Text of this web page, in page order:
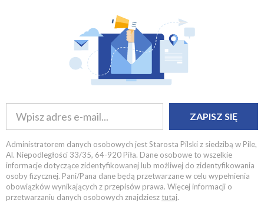
ZAPISZ SIĘ
Administratorem danych osobowych jest Starosta Pilski z siedzibą w Pile,
Al. Niepodległości 33/35, 64-920 Piła. Dane osobowe to wszelkie
informacje dotyczące zidentyfikowanej lub możliwej do zidentyfikowania
osoby fizycznej. Pani/Pana dane będą przetwarzane w celu wypełnienia
obowiązków wynikających z przepisów prawa. Więcej informacji o
przetwarzaniu danych osobowych znajdziesz tutaj.